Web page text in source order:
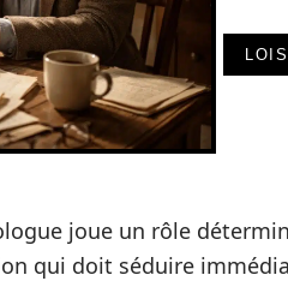
joue un rôle
qui doit séduire